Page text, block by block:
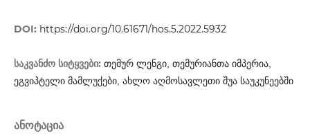
DOI: https://doi.org/10.61671/hos.5.2022.5932
საკვანძო სიტყვები: თემურ ლენგი, თემურიანთა იმპერია,
ეგვიპტელი მამლუქები, ახლო აღმოსავლეთი შუა საუკუნეებში
ᲐᲜᲝᲢᲐᲪᲘᲐ